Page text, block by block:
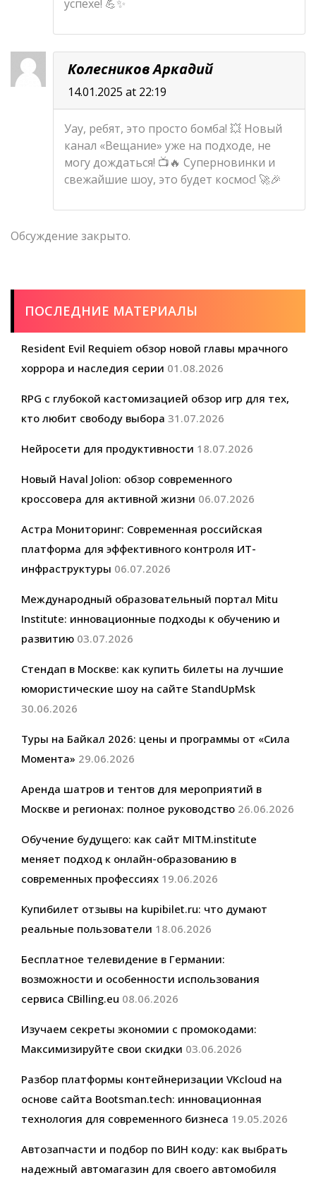
успехе! 💪✨
Колесников Аркадий
14.01.2025 at 22:19
Уау, ребят, это просто бомба! 💥 Новый
канал «Вещание» уже на подходе, не
могу дождаться! 📺🔥 Суперновинки и
свежайшие шоу, это будет космос! 🚀🎉
Обсуждение закрыто.
ПОСЛЕДНИЕ МАТЕРИАЛЫ
Resident Evil Requiem обзор новой главы мрачного
хоррора и наследия серии 01.08.2026
RPG с глубокой кастомизацией обзор игр для тех,
кто любит свободу выбора 31.07.2026
Нейросети для продуктивности 18.07.2026
Новый Haval Jolion: обзор современного
кроссовера для активной жизни 06.07.2026
Астра Мониторинг: Современная российская
платформа для эффективного контроля ИТ-
инфраструктуры 06.07.2026
Международный образовательный портал Mitu
Institute: инновационные подходы к обучению и
развитию 03.07.2026
Стендап в Москве: как купить билеты на лучшие
юмористические шоу на сайте StandUpMsk
30.06.2026
Туры на Байкал 2026: цены и программы от «Сила
Момента» 29.06.2026
Аренда шатров и тентов для мероприятий в
Москве и регионах: полное руководство 26.06.2026
Обучение будущего: как сайт MITM.institute
меняет подход к онлайн-образованию в
современных профессиях 19.06.2026
Купибилет отзывы на kupibilet.ru: что думают
реальные пользователи 18.06.2026
Бесплатное телевидение в Германии:
возможности и особенности использования
сервиса CBilling.eu 08.06.2026
Изучаем секреты экономии с промокодами:
Максимизируйте свои скидки 03.06.2026
Разбор платформы контейнеризации VKcloud на
основе сайта Bootsman.tech: инновационная
технология для современного бизнеса 19.05.2026
Автозапчасти и подбор по ВИН коду: как выбрать
надежный автомагазин для своего автомобиля